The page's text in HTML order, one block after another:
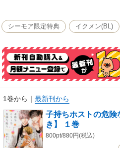
をしないホストの子育てBL！描き下ろ
シーモア限定特典 イクメン(BL)
1巻から ｜ 最新刊から
子持ちホストの危険
き】 １巻
800pt/880円(税込)